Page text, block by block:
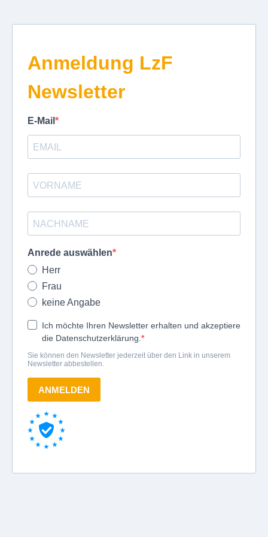
Anmeldung LzF
Newsletter
E-Mail
Anrede auswählen
Herr
Frau
keine Angabe
Ich möchte Ihren Newsletter erhalten und akzeptiere
die Datenschutzerklärung.
Sie können den Newsletter jederzeit über den Link in unserem
Newsletter abbestellen.
ANMELDEN